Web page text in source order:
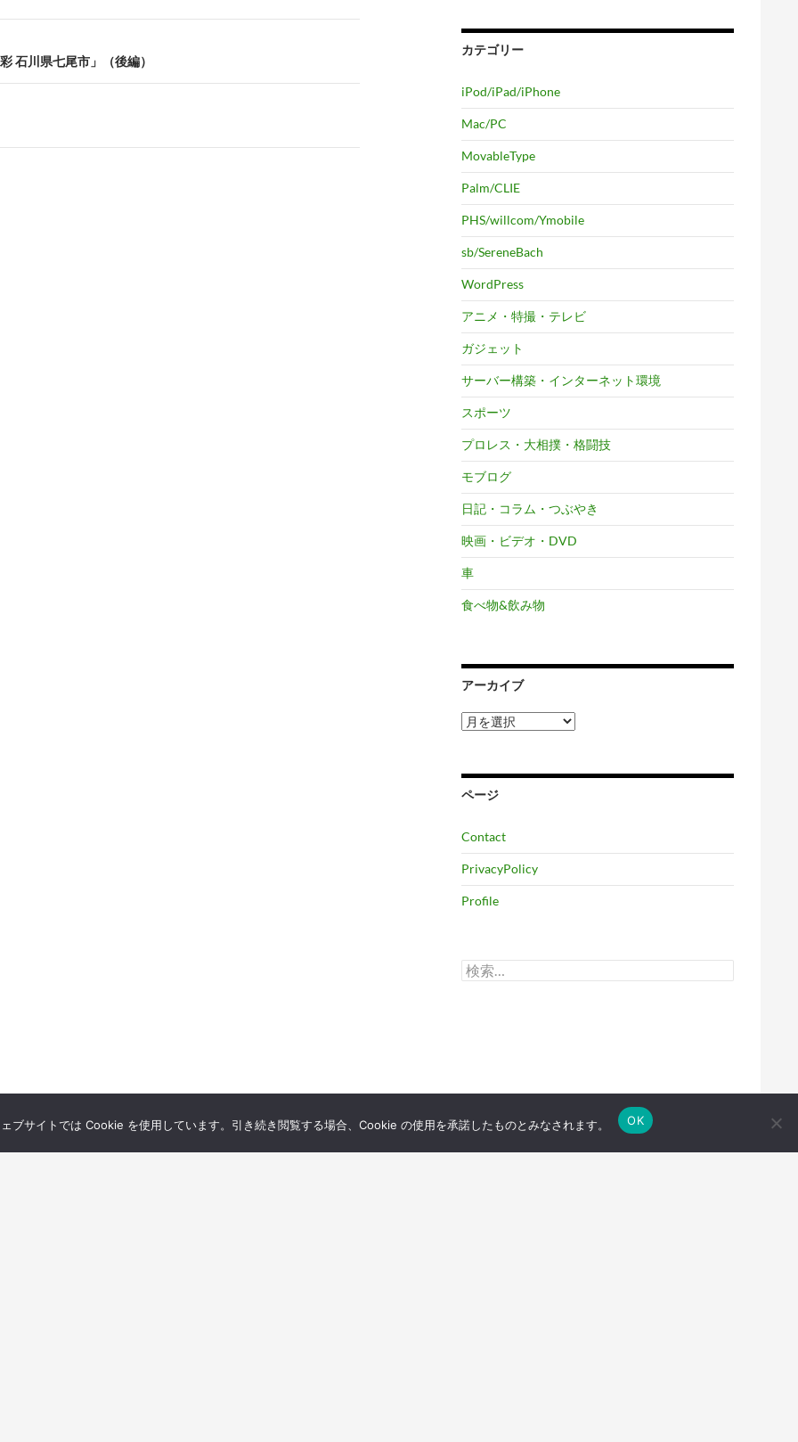
石川県七尾市」（後編）
カテゴリー
iPod/iPad/iPhone
Mac/PC
MovableType
Palm/CLIE
PHS/willcom/Ymobile
sb/SereneBach
WordPress
アニメ・特撮・テレビ
ガジェット
サーバー構築・インターネット環境
スポーツ
プロレス・大相撲・格闘技
モブログ
日記・コラム・つぶやき
映画・ビデオ・DVD
車
食べ物&飲み物
アーカイブ
ア
ー
ブ
ページ
Contact
PrivacyPolicy
Profile
検
索:
ブサイトでは Cookie を使用しています。引き続き閲覧する場合、Cookie の使用を承諾したものとみなされます。 OK